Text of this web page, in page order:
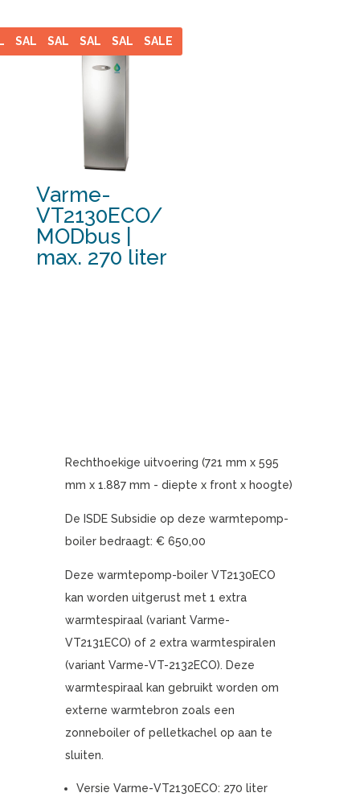
incl.BTW
tot
SALE SALE SALE SALE SALE
Varme-
VT2130ECO/
MODbus |
max. 270 liter
Rechthoekige uitvoering (721 mm x 595
mm x 1.887 mm - diepte x front x hoogte)
De ISDE Subsidie op deze warmtepomp-
boiler bedraagt: € 650,00
Deze warmtepomp-boiler VT2130ECO
kan worden uitgerust met 1 extra
warmtespiraal (variant Varme-
VT2131ECO) of 2 extra warmtespiralen
(variant Varme-VT-2132ECO). Deze
warmtespiraal kan gebruikt worden om
externe warmtebron zoals een
zonneboiler of pelletkachel op aan te
sluiten.
Versie Varme-VT2130ECO: 270 liter